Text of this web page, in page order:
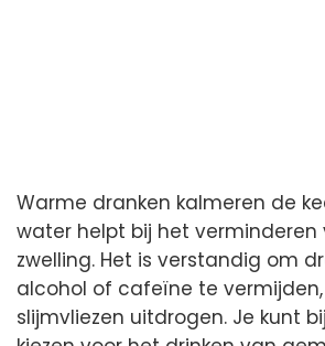
Warme dranken kalmeren de
water helpt bij het verminderen
zwelling. Het is verstandig om
alcohol of cafeïne te
slijmvliezen uitdrogen. Je kunt